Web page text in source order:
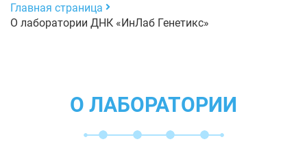
Главная страница
О лаборатории ДНК «ИнЛаб Генетикс»
О ЛАБОРАТОРИИ